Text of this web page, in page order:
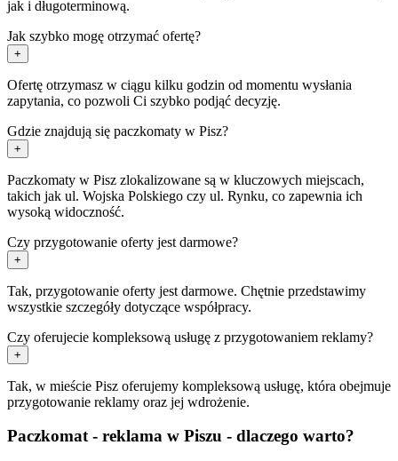
jak i długoterminową.
Jak szybko mogę otrzymać ofertę?
+
Ofertę otrzymasz w ciągu kilku godzin od momentu wysłania
zapytania, co pozwoli Ci szybko podjąć decyzję.
Gdzie znajdują się paczkomaty w Pisz?
+
Paczkomaty w Pisz zlokalizowane są w kluczowych miejscach,
takich jak ul. Wojska Polskiego czy ul. Rynku, co zapewnia ich
wysoką widoczność.
Czy przygotowanie oferty jest darmowe?
+
Tak, przygotowanie oferty jest darmowe. Chętnie przedstawimy
wszystkie szczegóły dotyczące współpracy.
Czy oferujecie kompleksową usługę z przygotowaniem reklamy?
+
Tak, w mieście Pisz oferujemy kompleksową usługę, która obejmuje
przygotowanie reklamy oraz jej wdrożenie.
Paczkomat - reklama w Piszu - dlaczego warto?